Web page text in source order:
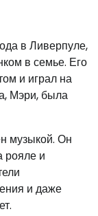
в Ливерпуле,
в семье. Его
и играл на
Мэри, была
музыкой. Он
рояле и
и даже